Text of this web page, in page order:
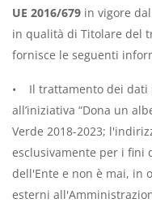
UE 2016/679 in vigore
in qualità di Titolare del
fornisce le seguenti
• Il trattamento dei dati
all’iniziativa “Dona un
Verde 2018-2023;
esclusivamente per i fini
dell'Ente e non è mai, in
esterni